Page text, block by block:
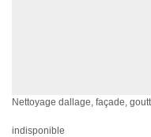
Nettoyage dallage, façade,
indisponible